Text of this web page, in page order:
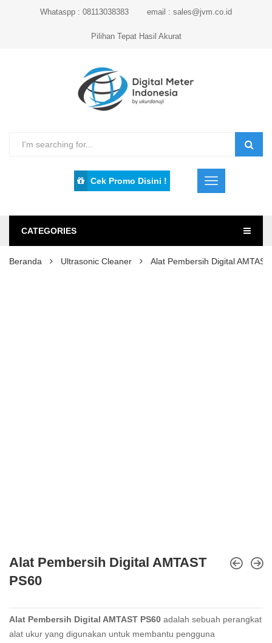
Whataspp : 08113038383 email : sales@jvm.co.id
Pilihan Tepat Hasil Akurat
Cek Promo Disini !
CATEGORIES
Beranda Ultrasonic Cleaner Alat Pembersih Digital
Alat Pembersih Digital AMTAST
PS60
Alat Pembersih Digital AMTAST PS60 adalah sebuah perangkat
alat ukur yang digunakan untuk membantu pengguna